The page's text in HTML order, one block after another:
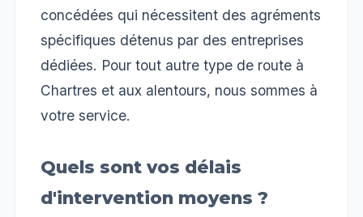
concédées qui nécessitent des agréments
spécifiques détenus par des entreprises
dédiées. Pour tout autre type de route à
Chartres et aux alentours, nous sommes à
votre service.
Quels sont vos délais
d'intervention moyens ?